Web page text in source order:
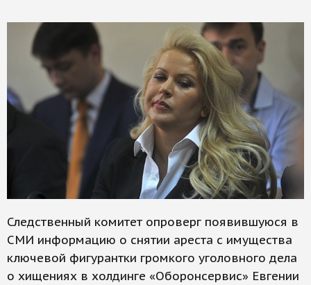
Следственный комитет опроверг появившуюся в
СМИ информацию о снятии ареста с имущества
ключевой фигурантки громкого уголовного дела
о хищениях в холдинге «Оборонсервис» Евгении